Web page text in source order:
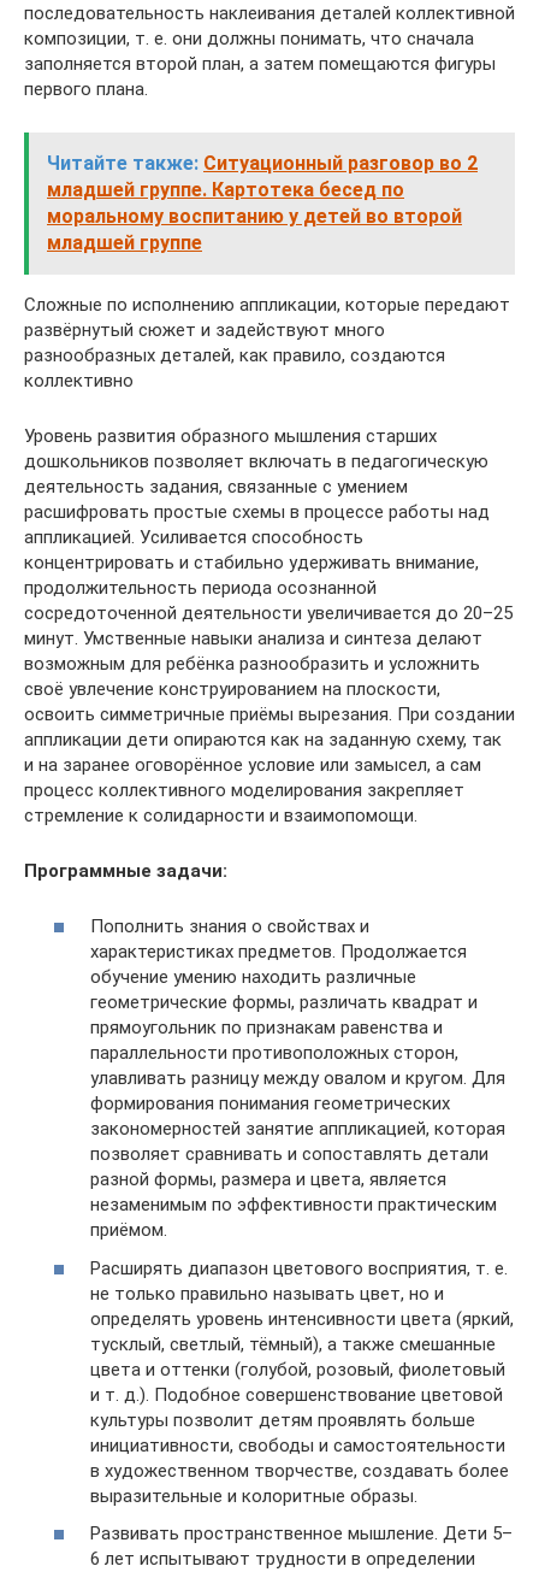
последовательность наклеивания деталей коллективной
композиции, т. е. они должны понимать, что сначала
заполняется второй план, а затем помещаются фигуры
первого плана.
Читайте также: Ситуационный разговор во 2
младшей группе. Картотека бесед по
моральному воспитанию у детей во второй
младшей группе
Сложные по исполнению аппликации, которые передают
развёрнутый сюжет и задействуют много
разнообразных деталей, как правило, создаются
коллективно
Уровень развития образного мышления старших
дошкольников позволяет включать в педагогическую
деятельность задания, связанные с умением
расшифровать простые схемы в процессе работы над
аппликацией. Усиливается способность
концентрировать и стабильно удерживать внимание,
продолжительность периода осознанной
сосредоточенной деятельности увеличивается до 20–25
минут. Умственные навыки анализа и синтеза делают
возможным для ребёнка разнообразить и усложнить
своё увлечение конструированием на плоскости,
освоить симметричные приёмы вырезания. При создании
аппликации дети опираются как на заданную схему, так
и на заранее оговорённое условие или замысел, а сам
процесс коллективного моделирования закрепляет
стремление к солидарности и взаимопомощи.
Программные задачи:
Пополнить знания о свойствах и
характеристиках предметов. Продолжается
обучение умению находить различные
геометрические формы, различать квадрат и
прямоугольник по признакам равенства и
параллельности противоположных сторон,
улавливать разницу между овалом и кругом. Для
формирования понимания геометрических
закономерностей занятие аппликацией, которая
позволяет сравнивать и сопоставлять детали
разной формы, размера и цвета, является
незаменимым по эффективности практическим
приёмом.
Расширять диапазон цветового восприятия, т. е.
не только правильно называть цвет, но и
определять уровень интенсивности цвета (яркий,
тусклый, светлый, тёмный), а также смешанные
цвета и оттенки (голубой, розовый, фиолетовый
и т. д.). Подобное совершенствование цветовой
культуры позволит детям проявлять больше
инициативности, свободы и самостоятельности
в художественном творчестве, создавать более
выразительные и колоритные образы.
Развивать пространственное мышление. Дети 5–
6 лет испытывают трудности в определении